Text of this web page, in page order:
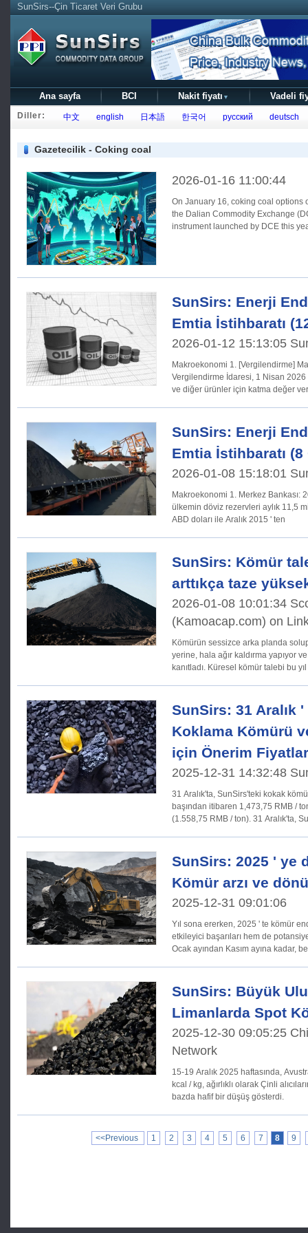
SunSirs--Çin Ticaret Veri Grubu
Ana sayfa BCI Nakit fiyatı ▼ Vadeli
Diller: 中文 english 日本語 한국어 русский deutsch
Gazetecilik - Coking coal
2026-01-16 11:00:44
On January 16, coking coal options
the Dalian Commodity Exchange
instrument launched by DCE this
SunSirs: Enerji
Emtia İstihbaratı
2026-01-12 15:13:05
Makroekonomi 1. [Vergilendirme] Maliye Bakanlığı ve Devlet
Vergilendirme İdaresi, 1 Nisan
ve diğer ürünler için katma değer
SunSirs: Enerji
Emtia İstihbaratı (8
2026-01-08 15:18:01
Makroekonomi 1. Merkez Bankası: 2025 Aralık ayı sonuna kadar
ülkemin döviz rezervleri aylık 11,5
ABD doları ile Aralık 2015 ' ten
SunSirs: Kömür
arttıkça taze
2026-01-08 10:01:34
(Kamoacap.com) on
Kömürün sessizce arka planda
yerine, hala ağır kaldırma yapıyor
kanıtladı. Küresel kömür talebi bu
SunSirs: 31 Aralık
Koklama Kömürü
için Önerim
2025-12-31 14:32:48
31 Aralık'ta, SunSirs'teki kokak
başından itibaren 1,473,75 RMB /
(1.558,75 RMB / ton).
SunSirs: 2025 ' ye
Kömür arzı ve
2025-12-31 09:01:06
Yıl sona ererken, 2025 ' te kömür
etkileyici başarıları hem de
Ocak ayından Kasım ayına kadar,
SunSirs: Büyük
Limanlarda Spot
2025-12-30 09:05:25
Network
15-19 Aralık 2025 haftasında,
kcal / kg, ağırlıklı olarak Çinli
bazda hafif bir düşüş gösterdi.
<<Previous 1 2 3 4 5 6 7 8 9